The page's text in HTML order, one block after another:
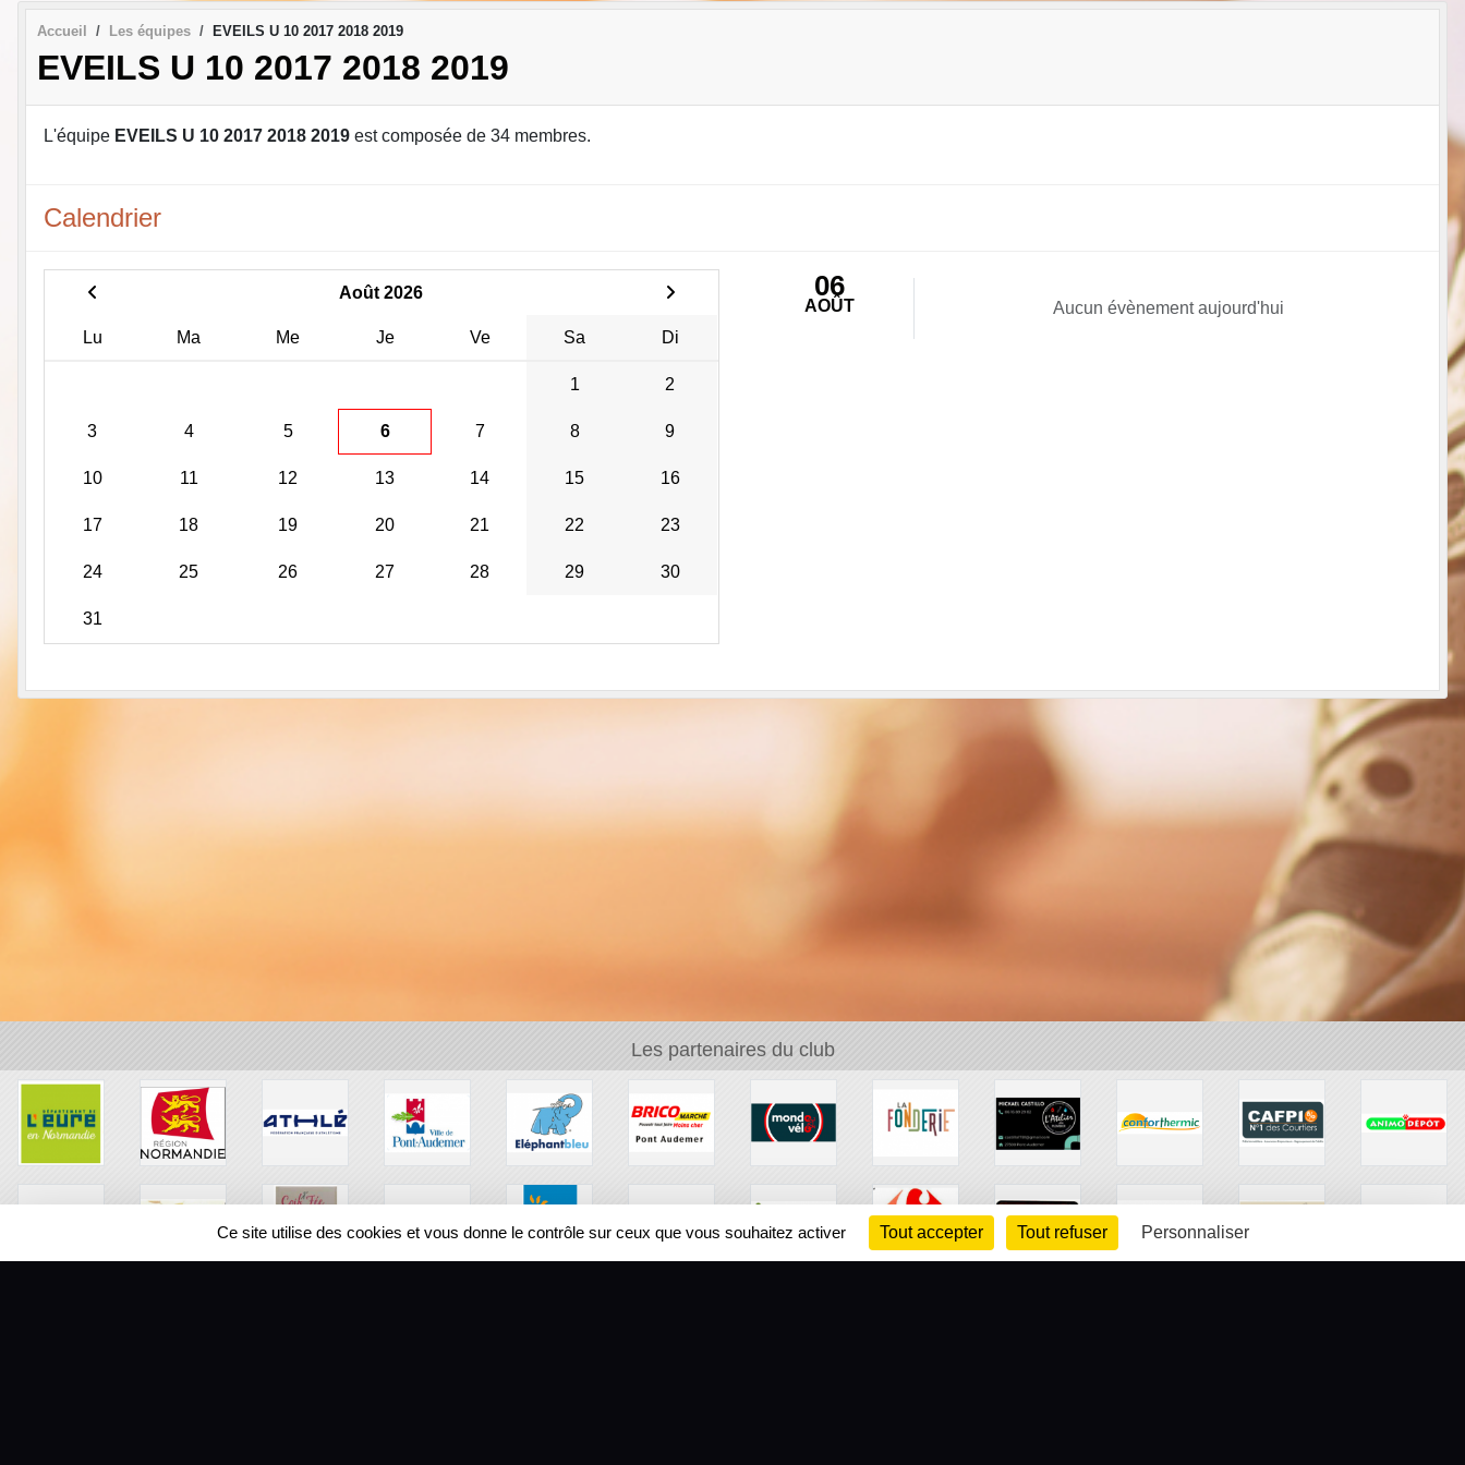
Accueil Les équipes EVEILS U 10 2017 2018 2019
EVEILS U 10 2017 2018 2019
L'équipe EVEILS U 10 2017 2018 2019 est composée de 34 membres.
Calendrier
Août 2026
Lu Ma Me Je Ve Sa Di
1 2
3 4 5 6 7 8 9
10 11 12 13 14 15 16
17 18 19 20 21 22 23
24 25 26 27 28 29 30
31
06
AOÛT Aucun évènement aujourd'hui
Les partenaires du club
Ce site utilise des cookies et vous donne le contrôle sur ceux que vous souhaitez activer Tout accepter Tout refuser Personnaliser